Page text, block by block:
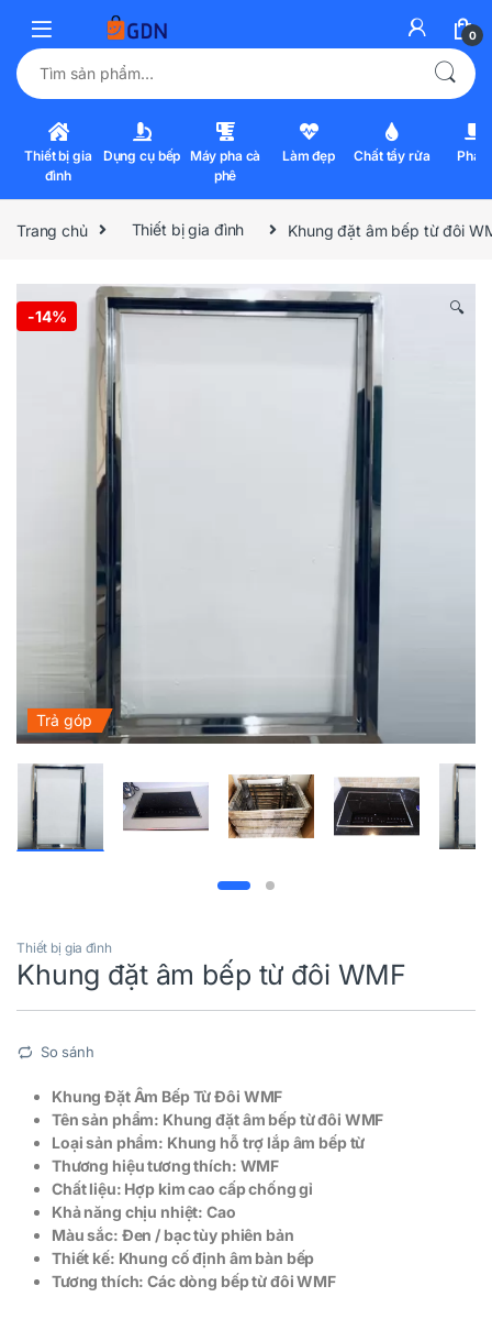
0
Tìm kiếm:
Thiết bị gia
đình
Dụng cụ bếp Máy pha cà
phê
Làm đẹp Chất tẩy rửa Pha
Trang chủ Thiết bị gia đình Khung đặt âm bếp từ đôi
-14% 🔍
Trả góp
Thiết bị gia đình
Khung đặt âm bếp từ đôi WMF
So sánh
Khung Đặt Âm Bếp Từ Đôi WMF
Tên sản phẩm: Khung đặt âm bếp từ đôi WMF
Loại sản phẩm: Khung hỗ trợ lắp âm bếp từ
Thương hiệu tương thích: WMF
Chất liệu: Hợp kim cao cấp chống gỉ
Khả năng chịu nhiệt: Cao
Màu sắc: Đen / bạc tùy phiên bản
Thiết kế: Khung cố định âm bàn bếp
Tương thích: Các dòng bếp từ đôi WMF